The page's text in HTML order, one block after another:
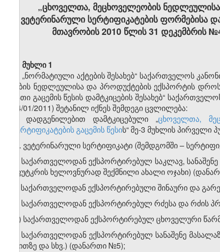
„ცხოველთა, მეცხოველეობის
ვეტერინარული სერტიფიკატების ფორმებისა
მთავრობის 2010 წლის 31 დეკემბრის
მუხლი 1
„ნორმატიული აქტების შესახებ“ საქართველოს
ობის ნედლეუ­ლი­სა და პროდუქტების ექსპორტის
მათი გა­ცე­მის წესის დამტკიცების შესახებ“
14/01/2011) შეტანილ იქ­ნეს შემდეგი ცვლილება:
1. დადგენილებით დამტკიცებული „ცხოველთა,
სერტიფიკატების გაცემის წესის“ მე-3 მუხლის პირ­ვე­ლი
„1. ვეტერინარული სერტიფიკატი (შემდგომში –
ა) საქართველოდან ექსპორტირებულ საკლავ,
(ფუტ­კრის ხელოვნურად შექმნილი ახალი ოჯახი)
ბ) საქართველოდან ექსპორტირებული შინაური და
გ) საქართველოდან ექსპორტირებულ რძესა და რძის
დ) საქართველოდან ექსპორტირებულ ცხოველური
ე) საქართველოდან ექსპორტირებულ სანაშენე
რითზე და სხვ.) (დანართი №5);